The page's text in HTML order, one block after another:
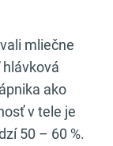
mliečne
hlávková
ako
v tele je
50 – 60 %.